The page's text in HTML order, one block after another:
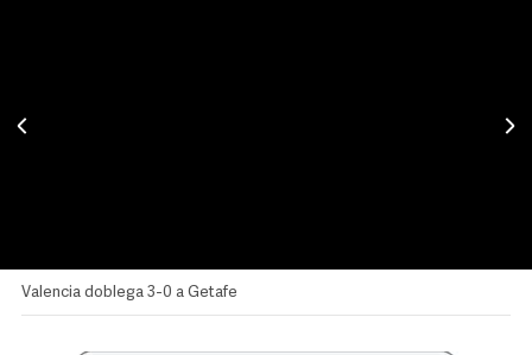
Valencia doblega 3-0 a Getafe